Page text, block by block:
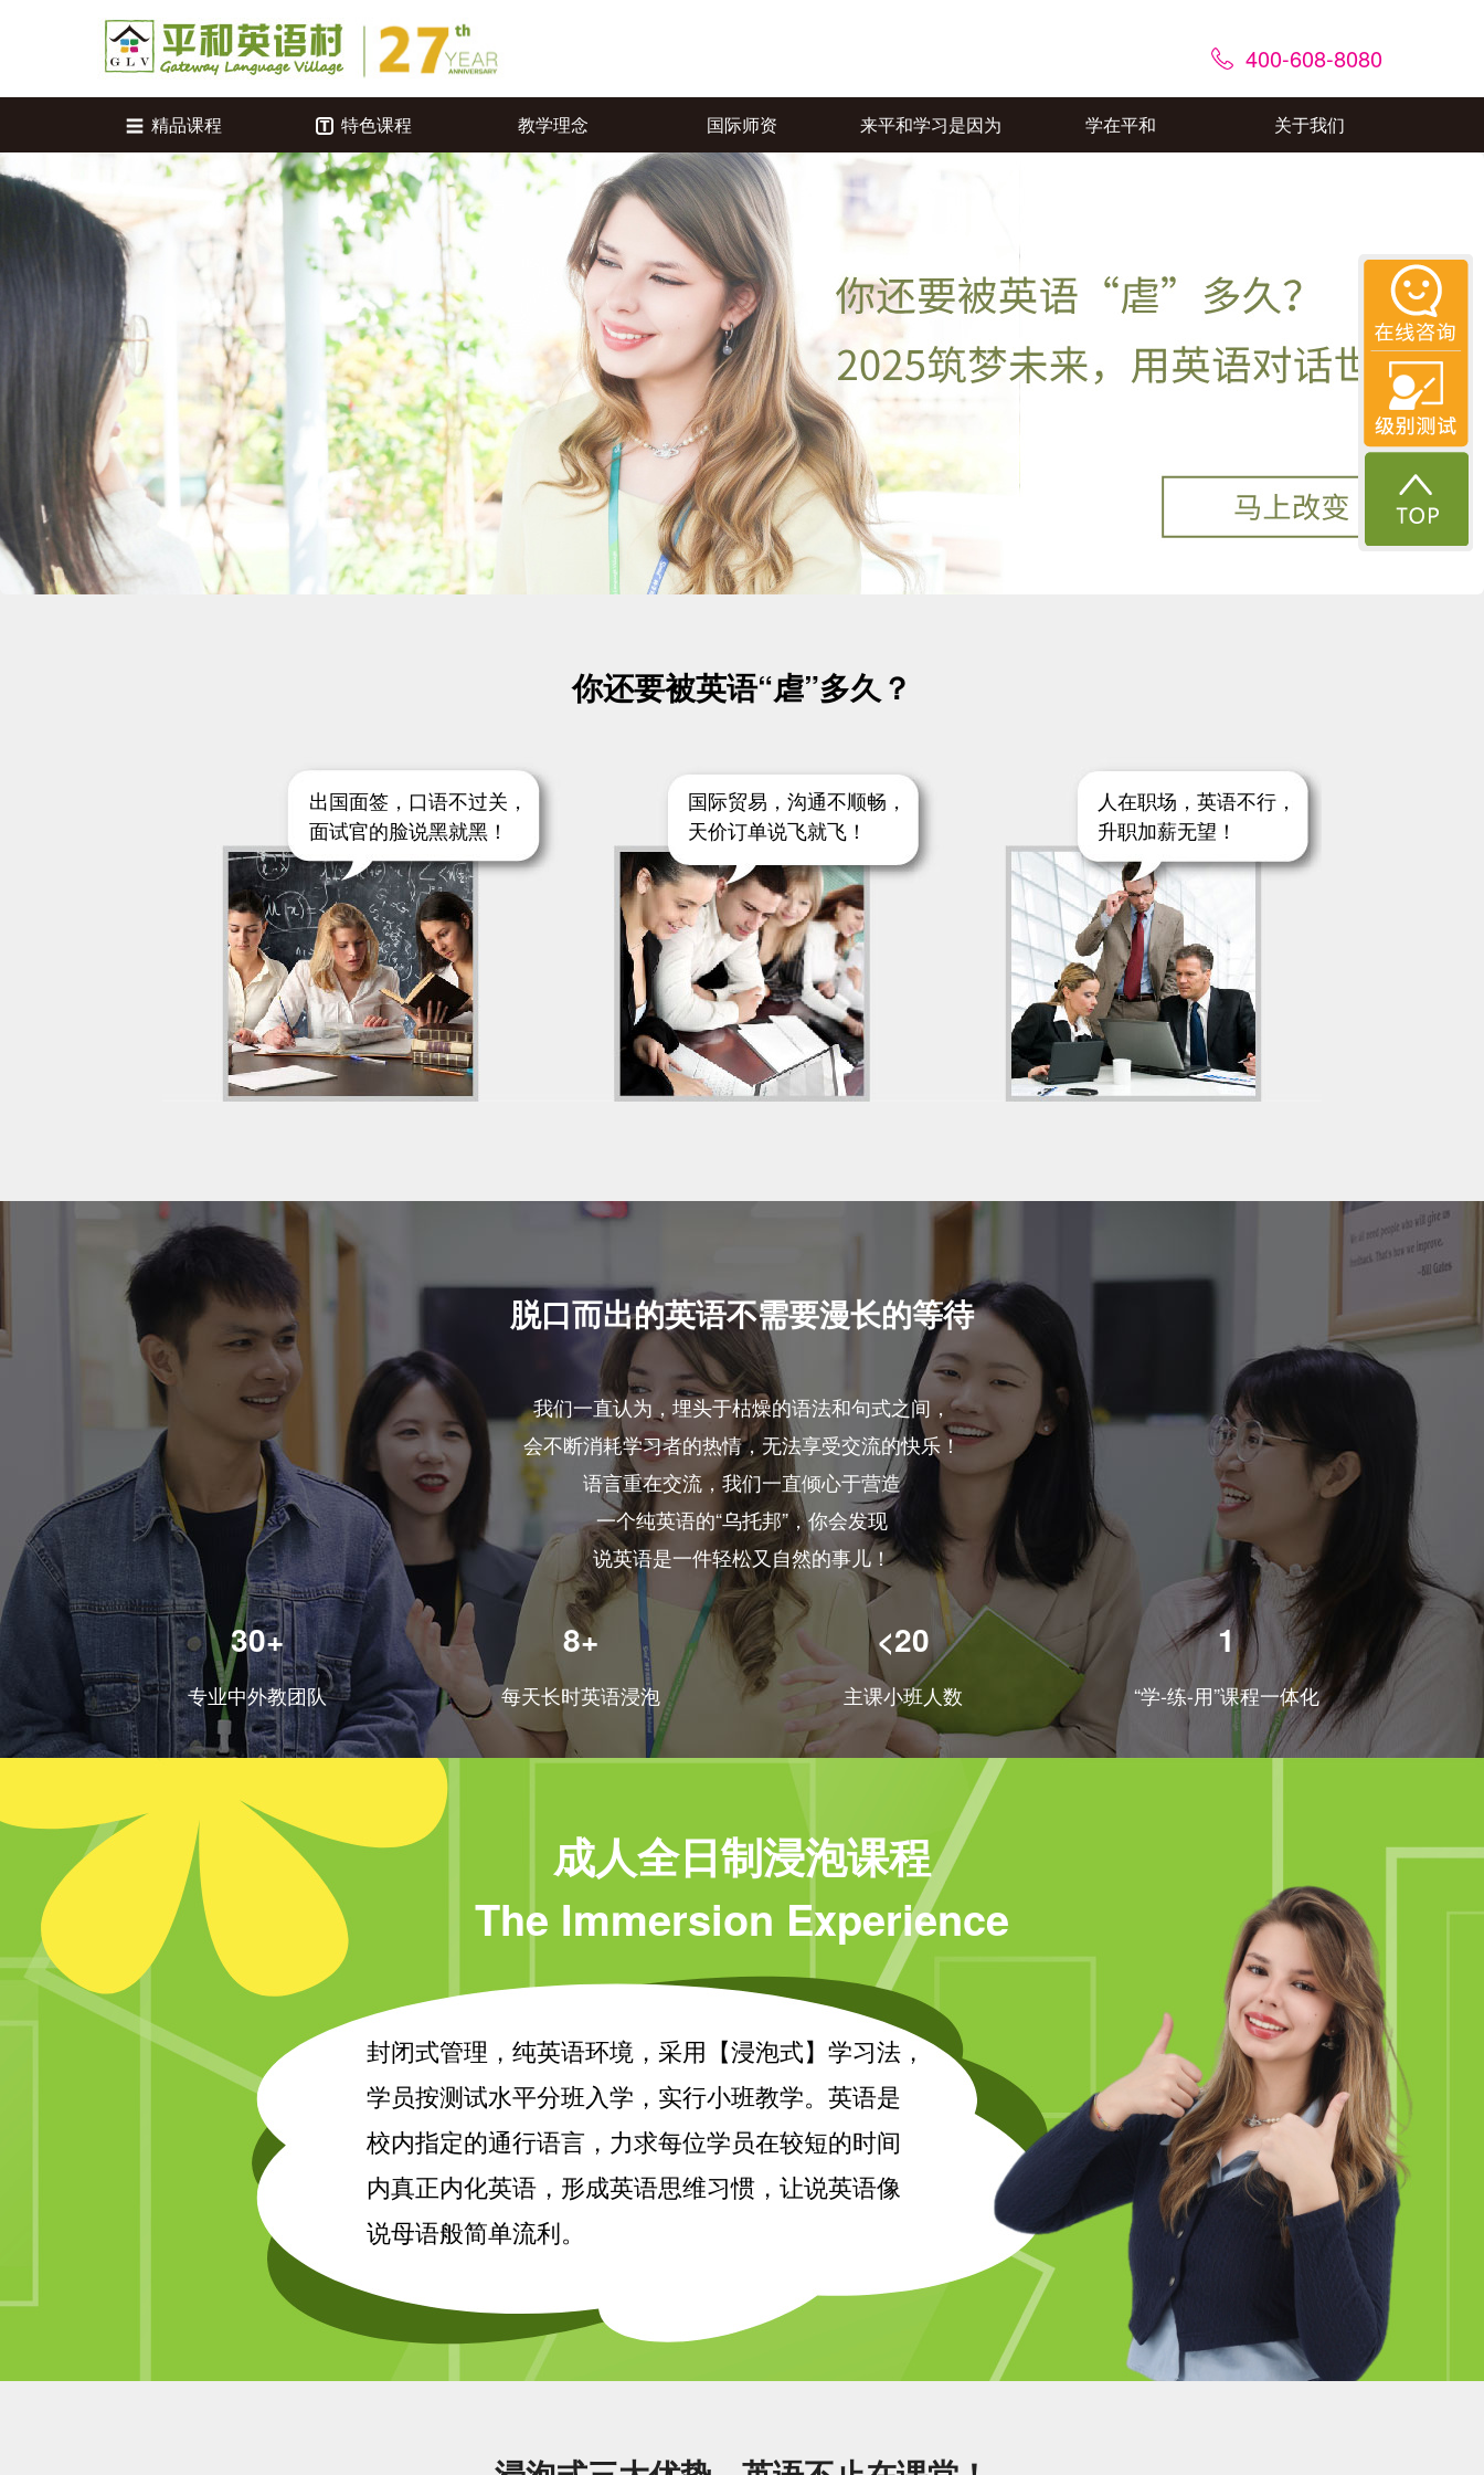
400-608-8080
精品课程 特色课程 教学理念 国际师资 来平和学习是因为 学在平和 关于我们
你还要被英语“虐”多久？
出国面签，口语不过关，
面试官的脸说黑就黑！
国际贸易，沟通不顺畅，
天价订单说飞就飞！
人在职场，英语不行，
升职加薪无望！
脱口而出的英语不需要漫长的等待
我们一直认为，埋头于枯燥的语法和句式之间，
会不断消耗学习者的热情，无法享受交流的快乐！
语言重在交流，我们一直倾心于营造
一个纯英语的“乌托邦”，你会发现
说英语是一件轻松又自然的事儿！
30+
专业中外教团队
8+
每天长时英语浸泡
<20
主课小班人数
1
“学-练-用”课程一体化
成人全日制浸泡课程
The Immersion Experience
封闭式管理，纯英语环境，采用【浸泡式】学习法，
学员按测试水平分班入学，实行小班教学。英语是
校内指定的通行语言，力求每位学员在较短的时间
内真正内化英语，形成英语思维习惯，让说英语像
说母语般简单流利。